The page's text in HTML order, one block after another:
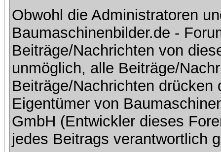
Obwohl die Administratoren
Baumaschinenbilder.de -
Beiträge/Nachrichten von
unmöglich, alle Beiträge/
Beiträge/Nachrichten
Eigentümer von
GmbH (Entwickler dieses
jedes Beitrags verantwortlich